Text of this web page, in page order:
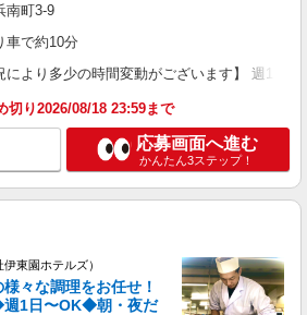
南町3-9
車で約10分
により多少の時間変動がございます】 週1日
切り2026/08/18 23:59まで
応募画面へ進む
かんたん3ステップ！
東園ホテルズ）
々な調理をお任せ！
1日〜OK◆朝・夜だ